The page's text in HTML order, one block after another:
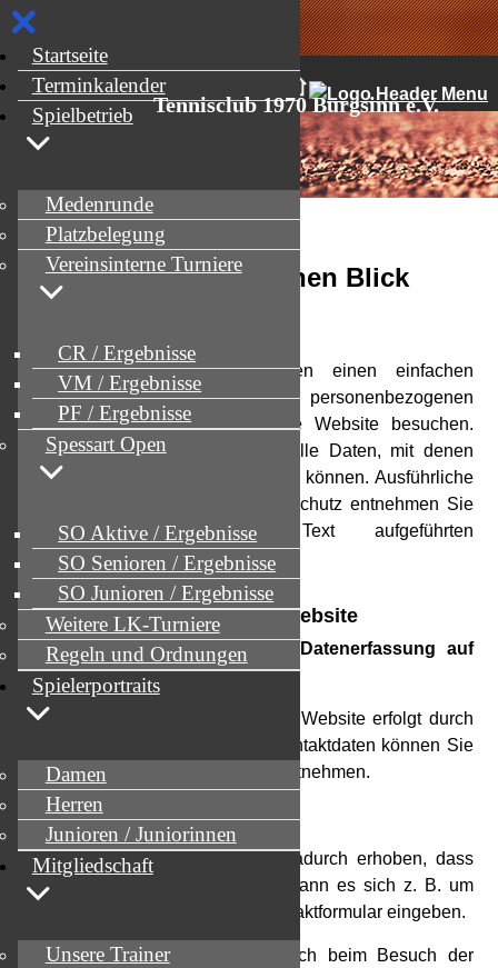
Tennisclub 1970 Burgsinn e.V.
1. Datenschutz auf einen Blick
Die folgenden Hinweise geben einen einfachen
Überblick darüber, was mit Ihren personenbezogenen
Daten passiert, wenn Sie diese Website besuchen.
Personenbezogene Daten sind alle Daten, mit denen
Sie persönlich identifiziert werden können. Ausführliche
Informationen zum Thema Datenschutz entnehmen Sie
unserer unter diesem Text aufgeführten
Datenschutzerklärung.
Datenerfassung auf dieser Website
Wer ist verantwortlich für die Datenerfassung auf
dieser Website?
Die Datenverarbeitung auf dieser Website erfolgt durch
den Websitebetreiber. Dessen Kontaktdaten können Sie
dem Impressum dieser Website entnehmen.
Wie erfassen wir Ihre Daten?
Ihre Daten werden zum einen dadurch erhoben, dass
Sie uns diese mitteilen. Hierbei kann es sich z. B. um
Daten handeln, die Sie in ein Kontaktformular eingeben.
Andere Daten werden automatisch beim Besuch der
Menü
Startseite
Terminkalender
Spielbetrieb
Medenrunde
Platzbelegung
Vereinsinterne Turniere
CR / Ergebnisse
VM / Ergebnisse
PF / Ergebnisse
Spessart Open
SO Aktive / Ergebnisse
SO Senioren / Ergebnisse
SO Junioren / Ergebnisse
Weitere LK-Turniere
Regeln und Ordnungen
Spielerportraits
Damen
Herren
Junioren / Juniorinnen
Mitgliedschaft
Unsere Trainer